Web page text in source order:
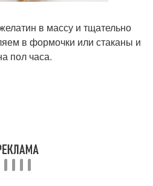
в массу и тщательно
в формочки или стаканы и
пол часа.